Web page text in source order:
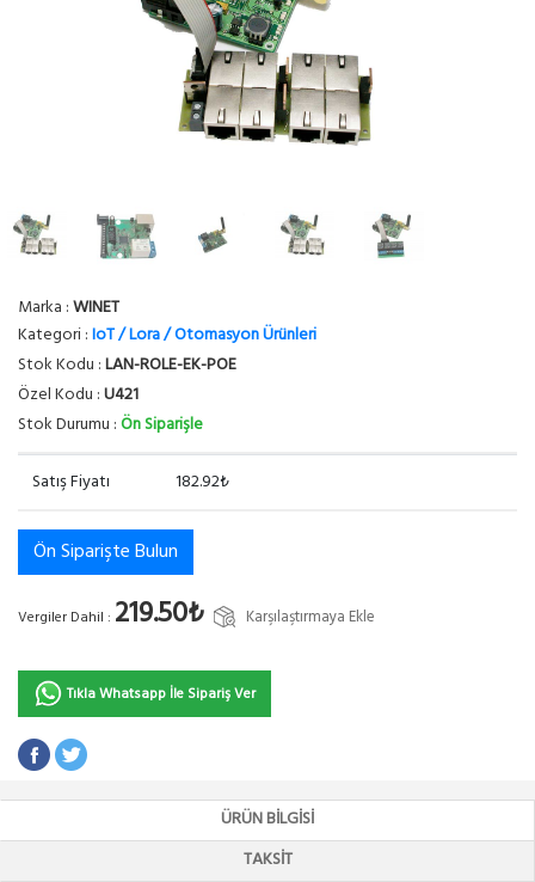
Marka :WINET
Kategori :IoT / Lora / Otomasyon Ürünleri
Stok Kodu :LAN-ROLE-EK-POE
Özel Kodu :U421
Stok Durumu :Ön Siparişle
Satış Fiyatı 182.92₺
Ön Siparişte Bulun
Vergiler Dahil : 219.50₺ Karşılaştırmaya Ekle
Tıkla Whatsapp İle Sipariş Ver
ÜRÜN BILGISI
TAKSIT